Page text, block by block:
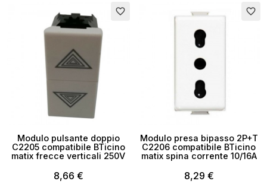
favorite_border
Modulo pulsante doppio
C2205 compatibile BTicino
matix frecce verticali 250V
8,66 €
favorite_border
Modulo presa bipasso 2P+T
C2206 compatibile BTicino
matix spina corrente 10/16A
8,29 €